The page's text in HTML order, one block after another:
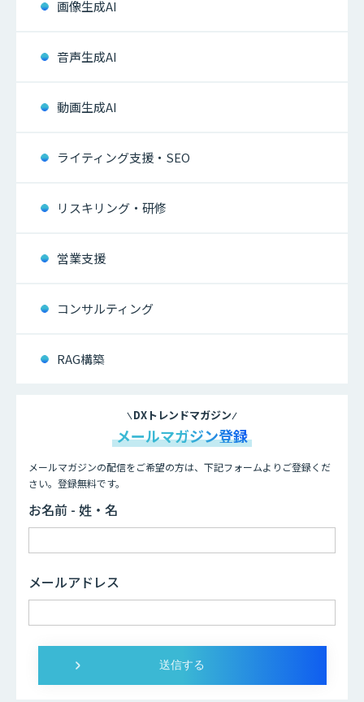
画像生成AI
音声生成AI
動画生成AI
ライティング支援・SEO
リスキリング・研修
営業支援
コンサルティング
RAG構築
DXトレンドマガジン
メールマガジン登録
メールマガジンの配信をご希望の方は、下記フォームよりご登録くだ
さい。登録無料です。
お名前 - 姓・名
メールアドレス